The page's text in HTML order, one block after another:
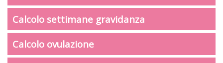
Calcolo settimane gravidanza
Calcolo ovulazione